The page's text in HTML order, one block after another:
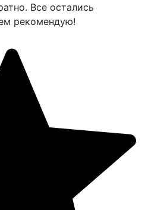
Все остались
рекомендую!